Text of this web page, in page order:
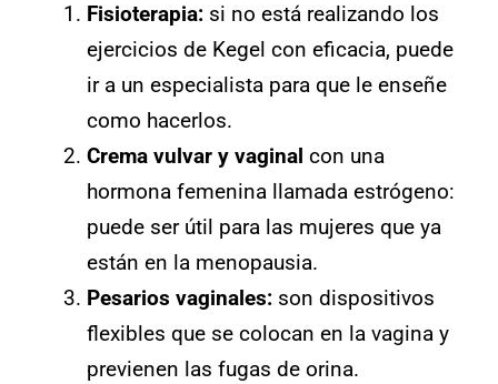
Fisioterapia: si no está realizando los
ejercicios de Kegel con eficacia, puede
ir a un especialista para que le enseñe
como hacerlos.
Crema vulvar y vaginal con una
hormona femenina llamada estrógeno:
puede ser útil para las mujeres que ya
están en la menopausia.
Pesarios vaginales: son dispositivos
flexibles que se colocan en la vagina y
previenen las fugas de orina.